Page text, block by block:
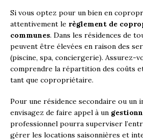
Si vous optez pour un bien en
attentivement le règlement de
communes. Dans les résidences de
peuvent être élevées en raison des
(piscine, spa, conciergerie). Assurez-
comprendre la répartition des coûts
tant que copropriétaire.
Pour une résidence secondaire ou un
envisagez de faire appel à un
professionnel pourra superviser
gérer les locations saisonnières et